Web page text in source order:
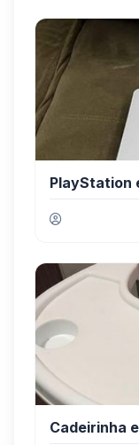
PlayStation
Cadeirinha